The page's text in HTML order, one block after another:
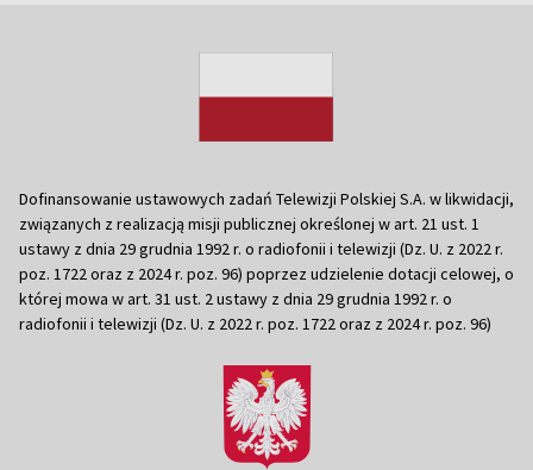
Dofinansowanie ustawowych zadań Telewizji Polskiej S.A. w likwidacji,
związanych z realizacją misji publicznej określonej w art. 21 ust. 1
ustawy z dnia 29 grudnia 1992 r. o radiofonii i telewizji (Dz. U. z 2022 r.
poz. 1722 oraz z 2024 r. poz. 96) poprzez udzielenie dotacji celowej, o
której mowa w art. 31 ust. 2 ustawy z dnia 29 grudnia 1992 r. o
radiofonii i telewizji (Dz. U. z 2022 r. poz. 1722 oraz z 2024 r. poz. 96)